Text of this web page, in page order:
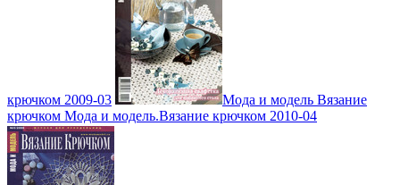
крючком 2009-03
Мода и модель Вязание
крючком Мода и модель.Вязание крючком 2010-04